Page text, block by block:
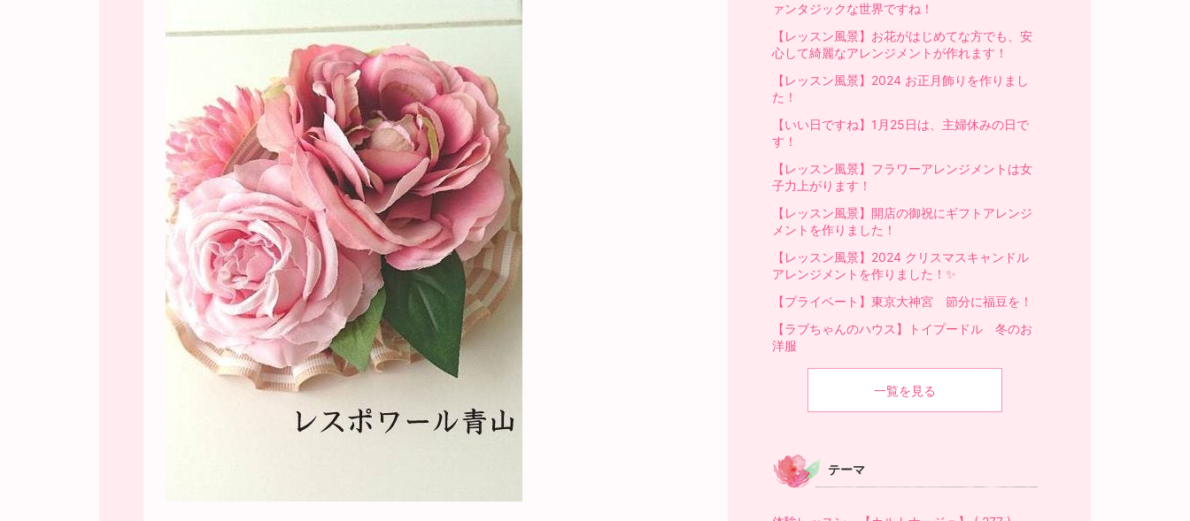
ァンタジックな世界ですね！
【レッスン風景】お花がはじめてな方でも、安
心して綺麗なアレンジメントが作れます！
【レッスン風景】2024 お正月飾りを作りまし
た！
【いい日ですね】1月25日は、主婦休みの日で
す！
【レッスン風景】フラワーアレンジメントは女
子力上がります！
【レッスン風景】開店の御祝にギフトアレンジ
メントを作りました！
【レッスン風景】2024 クリスマスキャンドル
アレンジメントを作りました！✨️
【プライベート】東京大神宮 節分に福豆を！
【ラブちゃんのハウス】トイプードル 冬のお
洋服
一覧を見る
テーマ